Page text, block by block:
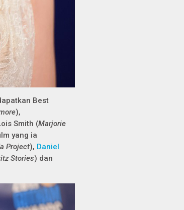
Best
),
Smith (Marjorie
yang ia
Project), Daniel
Stories) dan